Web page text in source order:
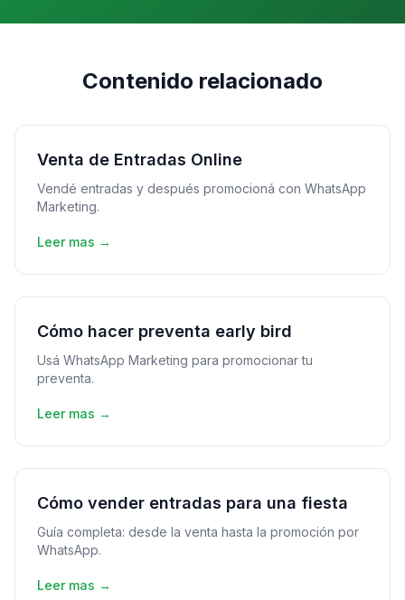
Contenido relacionado
Venta de Entradas Online
Vendé entradas y después promocioná con WhatsApp
Marketing.
Leer mas →
Cómo hacer preventa early bird
Usá WhatsApp Marketing para promocionar tu
preventa.
Leer mas →
Cómo vender entradas para una fiesta
Guía completa: desde la venta hasta la promoción por
WhatsApp.
Leer mas →